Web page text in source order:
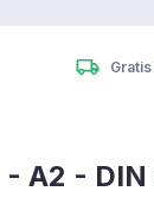
A2 -